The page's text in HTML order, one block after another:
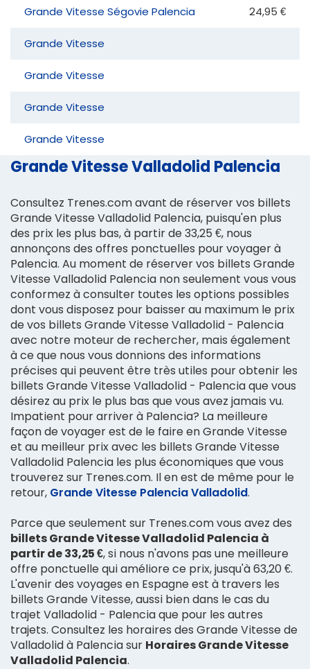
Grande Vitesse Ségovie Palencia 24,95 €
Grande Vitesse
Grande Vitesse
Grande Vitesse
Grande Vitesse
Grande Vitesse Valladolid Palencia
Consultez Trenes.com avant de réserver vos billets
Grande Vitesse Valladolid Palencia, puisqu'en plus
des prix les plus bas, à partir de 33,25 €, nous
annonçons des offres ponctuelles pour voyager à
Palencia. Au moment de réserver vos billets Grande
Vitesse Valladolid Palencia non seulement vous vous
conformez à consulter toutes les options possibles
dont vous disposez pour baisser au maximum le prix
de vos billets Grande Vitesse Valladolid - Palencia
avec notre moteur de rechercher, mais également
à ce que nous vous donnions des informations
précises qui peuvent être très utiles pour obtenir les
billets Grande Vitesse Valladolid - Palencia que vous
désirez au prix le plus bas que vous avez jamais vu.
Impatient pour arriver à Palencia? La meilleure
façon de voyager est de le faire en Grande Vitesse
et au meilleur prix avec les billets Grande Vitesse
Valladolid Palencia les plus économiques que vous
trouverez sur Trenes.com. Il en est de même pour le
retour, Grande Vitesse Palencia Valladolid.
Parce que seulement sur Trenes.com vous avez des
billets Grande Vitesse Valladolid Palencia à
partir de 33,25 €, si nous n'avons pas une meilleure
offre ponctuelle qui améliore ce prix, jusqu'à 63,20 €.
L'avenir des voyages en Espagne est à travers les
billets Grande Vitesse, aussi bien dans le cas du
trajet Valladolid - Palencia que pour les autres
trajets. Consultez les horaires des Grande Vitesse de
Valladolid à Palencia sur Horaires Grande Vitesse
Valladolid Palencia.